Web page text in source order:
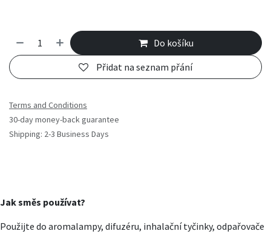
Do košíku
Přidat na seznam přání
Terms and Conditions
30-day money-back guarantee
Shipping: 2-3 Business Days
Jak směs používat?
Použijte do aromalampy, difuzéru, inhalační tyčinky, odpařovače